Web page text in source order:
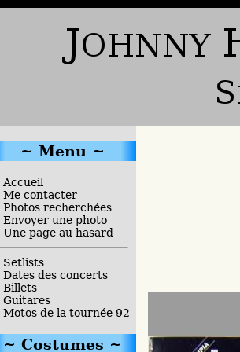
Menu
Accueil
Me contacter
Photos recherchées
Envoyer une photo
Une page au hasard
Setlists
Dates des concerts
Billets
Guitares
Motos de la tournée 92
Costumes